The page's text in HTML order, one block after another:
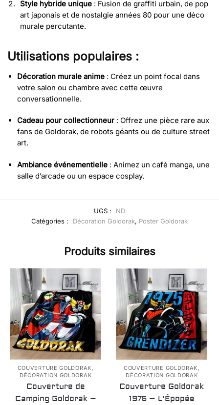
Style hybride unique : Fusion de graffiti urbain, de pop
art japonais et de nostalgie années 80 pour une déco
murale percutante.
Utilisations populaires :
Décoration murale anime : Créez un point focal dans
votre salon ou chambre avec cette œuvre
conversationnelle.
Cadeau pour collectionneur : Offrez une pièce rare aux
fans de Goldorak, de robots géants ou de culture street
art.
Ambiance événementielle : Animez un café manga, une
salle d’arcade ou un espace cosplay.
UGS :
ND
Catégories :
Décoration Goldorak, Poster Goldorak
Produits similaires
COUVERTURE GOLDORAK,
DÉCORATION GOLDORAK
Couverture de
Camping Goldorak –
COUVERTURE GOLDORAK,
DÉCORATION GOLDORAK
Couverture Goldorak
1975 – L’Épopée